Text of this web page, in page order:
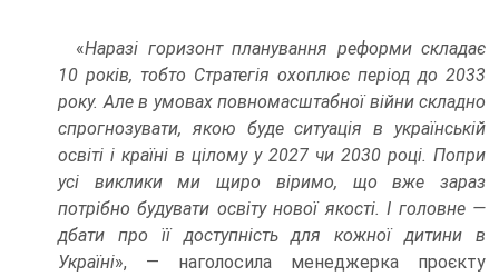
«Наразі горизонт планування реформи складає
10 років, тобто Стратегія охоплює період до 2033
року. Але в умовах повномасштабної війни складно
спрогнозувати, якою буде ситуація в українській
освіті і країні в цілому у 2027 чи 2030 році. Попри
усі виклики ми щиро віримо, що вже зараз
потрібно будувати освіту нової якості. І головне —
дбати про її доступність для кожної дитини в
Україні», — наголосила менеджерка проєкту